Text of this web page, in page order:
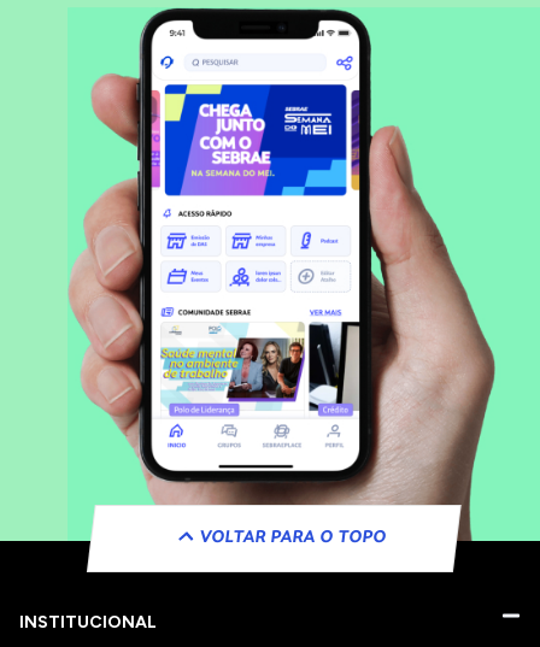
VOLTAR PARA O TOPO
INSTITUCIONAL